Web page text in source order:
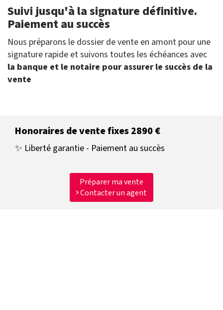
Suivi jusqu'à la signature définitive.
Paiement au succès
Nous préparons le dossier de vente en amont pour une
signature rapide et suivons toutes les échéances avec
la banque et le notaire pour assurer le succès de la
vente
Honoraires de vente fixes 2890 €
✨ Liberté garantie - Paiement au succès
Préparer ma vente
Contacter un agent